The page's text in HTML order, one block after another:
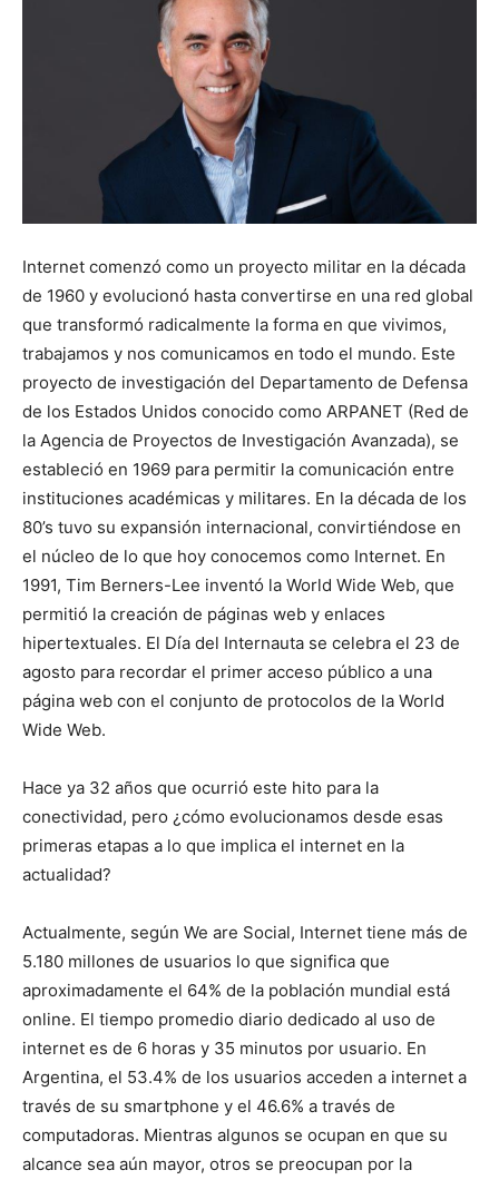
Internet comenzó como un proyecto militar en la década
de 1960 y evolucionó hasta convertirse en una red global
que transformó radicalmente la forma en que vivimos,
trabajamos y nos comunicamos en todo el mundo. Este
proyecto de investigación del Departamento de Defensa
de los Estados Unidos conocido como ARPANET (Red de
la Agencia de Proyectos de Investigación Avanzada), se
estableció en 1969 para permitir la comunicación entre
instituciones académicas y militares. En la década de los
80’s tuvo su expansión internacional, convirtiéndose en
el núcleo de lo que hoy conocemos como Internet. En
1991, Tim Berners-Lee inventó la World Wide Web, que
permitió la creación de páginas web y enlaces
hipertextuales. El Día del Internauta se celebra el 23 de
agosto para recordar el primer acceso público a una
página web con el conjunto de protocolos de la World
Wide Web.
Hace ya 32 años que ocurrió este hito para la
conectividad, pero ¿cómo evolucionamos desde esas
primeras etapas a lo que implica el internet en la
actualidad?
Actualmente, según We are Social, Internet tiene más de
5.180 millones de usuarios lo que significa que
aproximadamente el 64% de la población mundial está
online. El tiempo promedio diario dedicado al uso de
internet es de 6 horas y 35 minutos por usuario. En
Argentina, el 53.4% de los usuarios acceden a internet a
través de su smartphone y el 46.6% a través de
computadoras. Mientras algunos se ocupan en que su
alcance sea aún mayor, otros se preocupan por la